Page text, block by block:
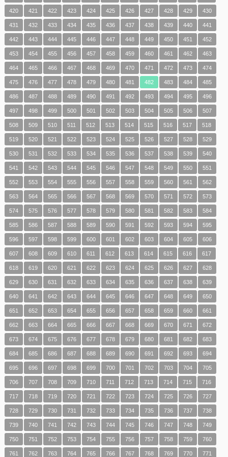
420 421 422 423 424 425 426 427 428 429 430
431 432 433 434 435 436 437 438 439 440 441
442 443 444 445 446 447 448 449 450 451 452
453 454 455 456 457 458 459 460 461 462 463
464 465 466 467 468 469 470 471 472 473 474
475 476 477 478 479 480 481 482 483 484 485
486 487 488 489 490 491 492 493 494 495 496
497 498 499 500 501 502 503 504 505 506 507
508 509 510 511 512 513 514 515 516 517 518
519 520 521 522 523 524 525 526 527 528 529
530 531 532 533 534 535 536 537 538 539 540
541 542 543 544 545 546 547 548 549 550 551
552 553 554 555 556 557 558 559 560 561 562
563 564 565 566 567 568 569 570 571 572 573
574 575 576 577 578 579 580 581 582 583 584
585 586 587 588 589 590 591 592 593 594 595
596 597 598 599 600 601 602 603 604 605 606
607 608 609 610 611 612 613 614 615 616 617
618 619 620 621 622 623 624 625 626 627 628
629 630 631 632 633 634 635 636 637 638 639
640 641 642 643 644 645 646 647 648 649 650
651 652 653 654 655 656 657 658 659 660 661
662 663 664 665 666 667 668 669 670 671 672
673 674 675 676 677 678 679 680 681 682 683
684 685 686 687 688 689 690 691 692 693 694
695 696 697 698 699 700 701 702 703 704 705
706 707 708 709 710 711 712 713 714 715 716
717 718 719 720 721 722 723 724 725 726 727
728 729 730 731 732 733 734 735 736 737 738
739 740 741 742 743 744 745 746 747 748 749
750 751 752 753 754 755 756 757 758 759 760
761 762 763 764 765 766 767 768 769 770 771